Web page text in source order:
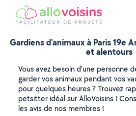
Gardiens d'animaux à Paris 19e
et alentours
Vous avez besoin d'une personne
garder vos animaux pendant vos
pour quelques heures ? Trouvez
petsitter idéal sur AlloVoisins !
les avis de nos membres !